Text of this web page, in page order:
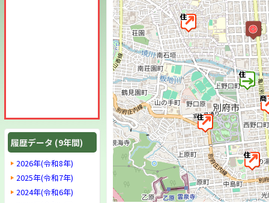
履歴データ (9年間)
2026年(令和8年)
2025年(令和7年)
2024年(令和6年)